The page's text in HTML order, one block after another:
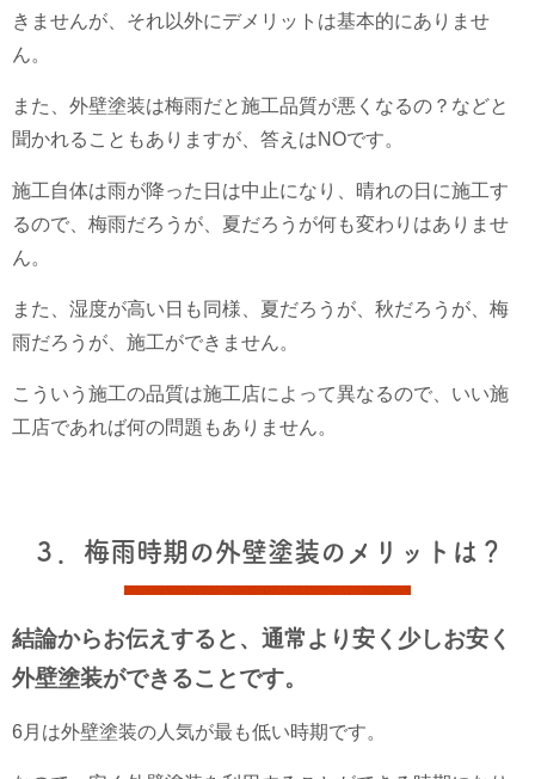
きませんが、それ以外にデメリットは基本的にありませ
ん。
また、外壁塗装は梅雨だと施工品質が悪くなるの？などと
聞かれることもありますが、答えはNOです。
施工自体は雨が降った日は中止になり、晴れの日に施工す
るので、梅雨だろうが、夏だろうが何も変わりはありませ
ん。
また、湿度が高い日も同様、夏だろうが、秋だろうが、梅
雨だろうが、施工ができません。
こういう施工の品質は施工店によって異なるので、いい施
工店であれば何の問題もありません。
３．梅雨時期の外壁塗装のメリットは？
結論からお伝えすると、通常より安く少しお安く
外壁塗装ができることです。
6月は外壁塗装の人気が最も低い時期です。